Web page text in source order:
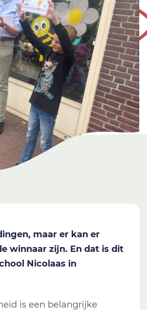
maar er kan er
winnaar zijn. En dat is dit
Nicolaas in
is een belangrijke